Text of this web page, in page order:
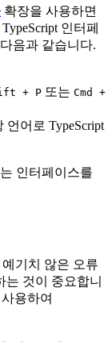
확장을 사용하면
인터페
음과 같습니다.
+ P 또는 Cmd +
언어로 TypeScript
인터페이스를
기치 않은 오류
것이 중요합니
용하여